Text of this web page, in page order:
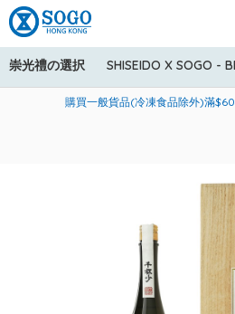
崇光禮の選択 SHISEIDO X SOGO -
美國運通Explorer®信用卡會員購物
購買一般貨品(冷凍食品除外)滿
寄送中國內地服務只適用於指定商品，